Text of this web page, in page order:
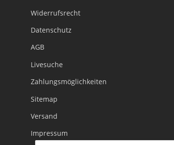
Widerrufsrecht
Datenschutz
AGB
Livesuche
Zahlungsmöglichkeiten
Sitemap
Versand
Impressum